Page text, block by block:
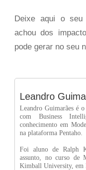
Deixe aqui o seu
achou dos
pode gerar no seu
Leandro
Leandro Guimarães é
com Business
conhecimento em
na plataforma Pentaho.
Foi aluno de Ralph
assunto, no curso de
Kimball University, em